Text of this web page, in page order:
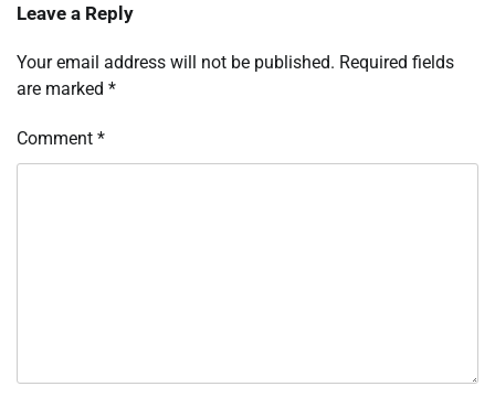
Leave a Reply
Your email address will not be published. Required fields
are marked *
Comment *